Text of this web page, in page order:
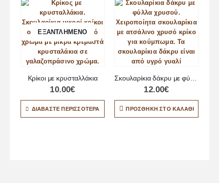
ΕΞΑΝΤΛΗΜΈΝΟ
Κρίκοι με κρυσταλλάκια
10.00€
ΔΙΑΒΆΣΤΕ ΠΕΡΙΣΣΌΤΕΡΑ
12.00€
ΠΡΟΣΘΉΚΗ ΣΤΟ ΚΑΛΆΘΙ